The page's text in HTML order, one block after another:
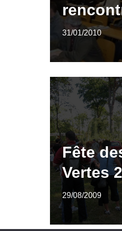
31/01/2010
Fête
Vertes
29/08/2009